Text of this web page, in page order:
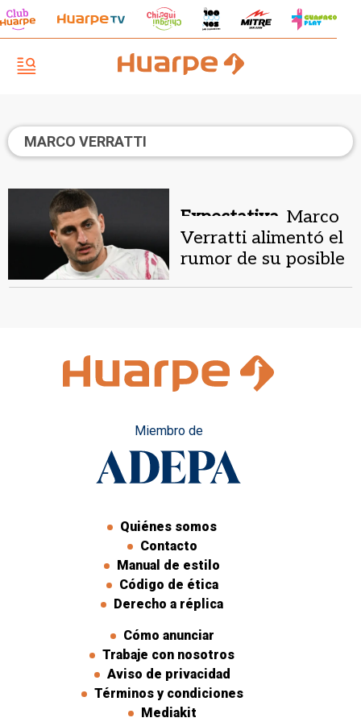
MARCO VERRATTI
Expectativa. Marco
Verratti alimentó el
rumor de su posible
Miembro de
Quiénes somos
Contacto
Manual de estilo
Código de ética
Derecho a réplica
Cómo anunciar
Trabaje con nosotros
Aviso de privacidad
Términos y condiciones
Mediakit